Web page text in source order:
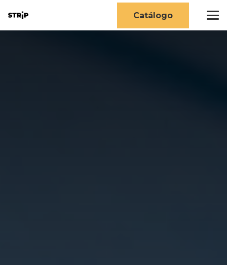
Catálogo